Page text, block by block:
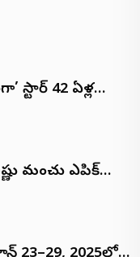
42 ఏళ్ల…
మంచు ఎపిక్…